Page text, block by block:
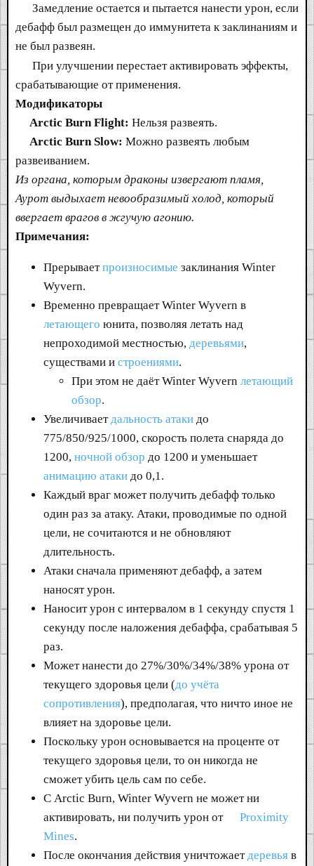
Замедление остается и пытается нанести урон, если
дебафф был размещен до иммунитета к заклинаниям и
не был развеян.
При улучшении перестает активировать эффекты,
срабатывающие от применения.
Модификаторы
Arctic Burn Flight: Нельзя развеять.
Arctic Burn Slow: Можно развеять любым
развеиванием.
Из органа, которым драконы извергают пламя,
Аурот выдыхает невообразимый холод, который
ввергает врагов в жгучую агонию.
Примечания:
Прерываетпроизносимые заклинания Winter
Wyvern.
Временно превращает Winter Wyvern в
летающего юнита, позволяя летать над
непроходимой местностью, деревьями,
существами и строениями.
При этом не даёт Winter Wyvern летающий
обзор.
Увеличивает дальность атаки до
775/850/925/1000, скорость полета снаряда до
1200, ночной обзор до 1200 и уменьшает
анимацию атаки до 0,1.
Каждый враг может получить дебафф только
один раз за атаку. Атаки, проводимые по одной
цели, не сочитаются и не обновляют
длительность.
Атаки сначала применяют дебафф, а затем
наносят урон.
Наносит урон с интервалом в 1 секунду спустя 1
секунду после наложения дебаффа, срабатывая 5
раз.
Может нанести до 27%/30%/34%/38% урона от
текущего здоровья цели (до учёта
сопротивления), предполагая, что ничто иное не
влияет на здоровье цели.
Поскольку урон основывается на проценте от
текущего здоровья цели, то он никогда не
сможет убить цель сам по себе.
С Arctic Burn, Winter Wyvern не может ни
активировать, ни получить урон от
Proximity
Mines.
После окончания действия уничтожает деревья в